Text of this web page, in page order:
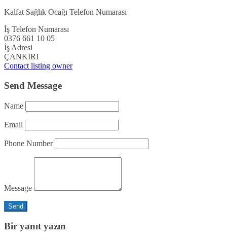
Kalfat Sağlık Ocağı Telefon Numarası
İş Telefon Numarası
0376 661 10 05
İş Adresi
ÇANKIRI
Contact listing owner
Send Message
Name
Email
Phone Number
Message
Bir yanıt yazın